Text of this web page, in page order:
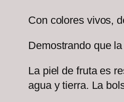
Con colores vivos,
Demostrando que
La piel de fruta es
agua y tierra. La